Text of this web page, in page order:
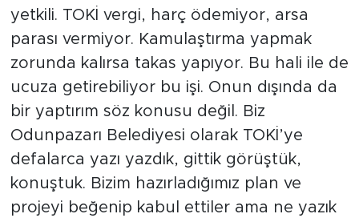
yetkili. TOKİ vergi, harç ödemiyor, arsa
parası vermiyor. Kamulaştırma yapmak
zorunda kalırsa takas yapıyor. Bu hali ile de
ucuza getirebiliyor bu işi. Onun dışında da
bir yaptırım söz konusu değil. Biz
Odunpazarı Belediyesi olarak TOKİ’ye
defalarca yazı yazdık, gittik görüştük,
konuştuk. Bizim hazırladığımız plan ve
projeyi beğenip kabul ettiler ama ne yazık